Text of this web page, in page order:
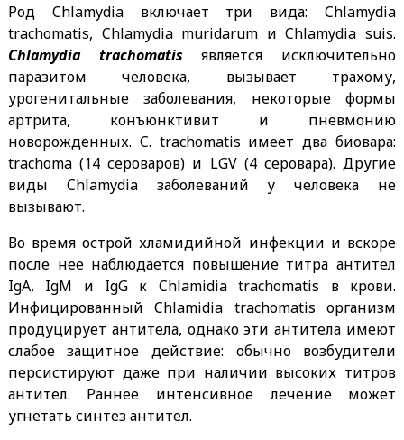
Род Chlamydia включает три вида: Chlamydia
trachomatis, Chlamydia muridarum и Chlamydia suis.
Chlamydia trachomatis является исключительно
паразитом человека, вызывает трахому,
урогенитальные заболевания, некоторые формы
артрита, конъюнктивит и пневмонию
новорожденных. C. trachomatis имеет два биовара:
trachoma (14 сероваров) и LGV (4 серовара). Другие
виды Chlamydia заболеваний у человека не
вызывают.
Во время острой хламидийной инфекции и вскоре
после нее наблюдается повышение титра антител
IgА, IgМ и IgG к Chlamidia trachomatis в крови.
Инфицированный Chlamidia trachomatis организм
продуцирует антитела, однако эти антитела имеют
слабое защитное действие: обычно возбудители
персистируют даже при наличии высоких титров
антител. Раннее интенсивное лечение может
угнетать синтез антител.